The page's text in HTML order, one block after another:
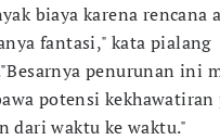
biaya karena rencana
fantasi," kata pialang
penurunan ini
potensi kekhawatiran
dari waktu ke waktu."